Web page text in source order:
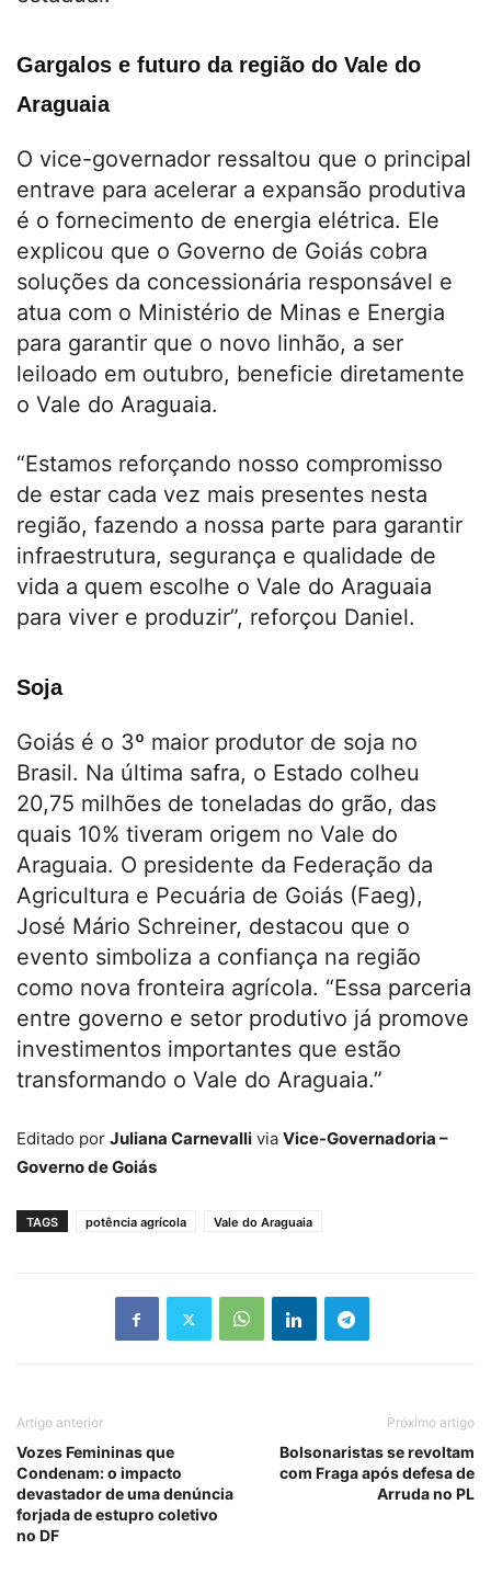
Gargalos e futuro da região do Vale do
Araguaia
O vice-governador ressaltou que o principal
entrave para acelerar a expansão produtiva
é o fornecimento de energia elétrica. Ele
explicou que o Governo de Goiás cobra
soluções da concessionária responsável e
atua com o Ministério de Minas e Energia
para garantir que o novo linhão, a ser
leiloado em outubro, beneficie diretamente
o Vale do Araguaia.
“Estamos reforçando nosso compromisso
de estar cada vez mais presentes nesta
região, fazendo a nossa parte para garantir
infraestrutura, segurança e qualidade de
vida a quem escolhe o Vale do Araguaia
para viver e produzir”, reforçou Daniel.
Soja
Goiás é o 3º maior produtor de soja no
Brasil. Na última safra, o Estado colheu
20,75 milhões de toneladas do grão, das
quais 10% tiveram origem no Vale do
Araguaia. O presidente da Federação da
Agricultura e Pecuária de Goiás (Faeg),
José Mário Schreiner, destacou que o
evento simboliza a confiança na região
como nova fronteira agrícola. “Essa parceria
entre governo e setor produtivo já promove
investimentos importantes que estão
transformando o Vale do Araguaia.”
Editado por Juliana Carnevalli via Vice-Governadoria –
Governo de Goiás
TAGS potência agrícola Vale do Araguaia
Artigo anterior
Vozes Femininas que
Condenam: o impacto
devastador de uma denúncia
forjada de estupro coletivo
no DF
Próximo artigo
Bolsonaristas se revoltam
com Fraga após defesa de
Arruda no PL